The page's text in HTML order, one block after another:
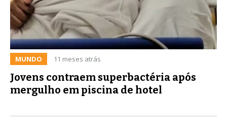
MUNDO 11 meses atrás
Jovens contraem superbactéria após
mergulho em piscina de hotel